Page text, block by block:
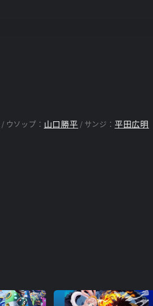
ウソップ： 山口勝平 サンジ： 平田広明